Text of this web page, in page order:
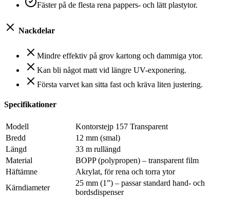
Fäster på de flesta rena pappers- och lätt plastytor.
Nackdelar
Mindre effektiv på grov kartong och dammiga ytor.
Kan bli något matt vid längre UV-exponering.
Första varvet kan sitta fast och kräva liten justering.
Specifikationer
Modell
Kontorstejp 157 Transparent
Bredd
12 mm (smal)
Längd
33 m rullängd
Material
BOPP (polypropen) – transparent film
Häftämne
Akrylat, för rena och torra ytor
Kärndiameter
25 mm (1”) – passar standard hand- och
bordsdispenser